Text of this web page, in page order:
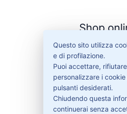
Shop
Chi siamo
Cookie
Privacy
Condizioni di
Spedizioni e
Questo sito utilizza
e di profilazione.
Puoi accettare,
personalizzare i
pulsanti desiderati.
Chiudendo questa
continuerai senza